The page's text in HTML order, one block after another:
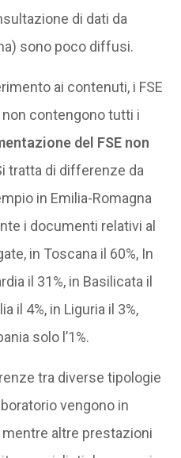
di dati da
sono poco diffusi.
ai contenuti, i FSE
contengono tutti i
del FSE non
tratta di differenze da
in Emilia-Romagna
i documenti relativi al
in Toscana il 60%, In
il 31%, in Basilicata il
il 4%, in Liguria il 3%,
solo l’1%.
tra diverse tipologie
vengono in
mentre altre prestazioni